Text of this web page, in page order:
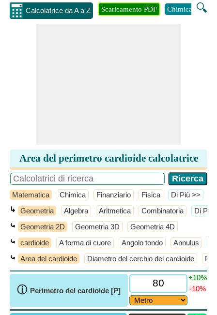
Calcolatrice da A a Z 🔍
Scaricamento PDF Chimica
Area del perimetro cardioide calcolatrice
Matematica Chimica Finanziario Fisica ​Di Più >>
↳ Geometria Algebra Aritmetica Combinatoria ​Di Più
⤿ Geometria 2D Geometria 3D Geometria 4D
⤿ cardioide A forma di cuore Angolo tondo Annulus
⤿ Area del cardioide Diametro del cerchio del cardioide
ⓘ Perimetro del cardioide [P]
+10%
-10%